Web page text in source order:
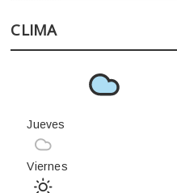
CLIMA
Jueves
Viernes